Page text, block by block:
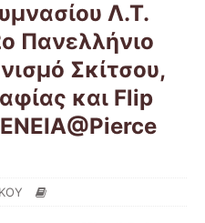
Λ.Τ.
Πανελλήνιο
Σκίτσου,
και Flip